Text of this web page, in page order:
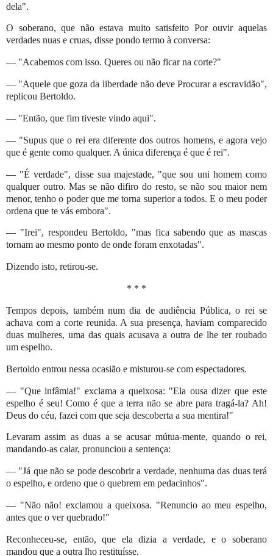
dela".
O soberano, que não estava muito satisfeito Por ouvir aquelas
verdades nuas e cruas, disse pondo termo à conversa:
— "Acabemos com isso. Queres ou não ficar na corte?"
— "Aquele que goza da liberdade não deve Procurar a escravidão",
replicou Bertoldo.
— "Então, que fim tiveste vindo aqui".
— "Supus que o rei era diferente dos outros homens, e agora vejo
que é gente como qualquer. A única diferença é que é rei".
— "É verdade", disse sua majestade, "que sou uni homem como
qualquer outro. Mas se não difiro do resto, se não sou maior nem
menor, tenho o poder que me torna superior a todos. E o meu poder
ordena que te vás embora".
— "Irei", respondeu Bertoldo, "mas fica sabendo que as mascas
tornam ao mesmo ponto de onde foram enxotadas".
Dizendo isto, retirou-se.
* * *
Tempos depois, também num dia de audiência Pública, o rei se
achava com a corte reunida. A sua presença, haviam comparecido
duas mulheres, uma das quais acusava a outra de lhe ter roubado
um espelho.
Bertoldo entrou nessa ocasião e misturou-se com espectadores.
— "Que infâmia!" exclama a queixosa: "Ela ousa dizer que este
espelho é seu! Como é que a terra não se abre para tragá-la? Ah!
Deus do céu, fazei com que seja descoberta a sua mentira!"
Levaram assim as duas a se acusar mútua-mente, quando o rei,
mandando-as calar, pronunciou a sentença:
— "Já que não se pode descobrir a verdade, nenhuma das duas terá
o espelho, e ordeno que o quebrem em pedacinhos".
— "Não não! exclamou a queixosa. "Renuncio ao meu espelho,
antes que o ver quebrado!"
Reconheceu-se, então, que ela dizia a verdade, e o soberano
mandou que a outra lho restituísse.